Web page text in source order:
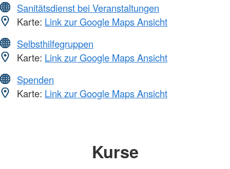
Sanitätsdienst bei Veranstaltungen
Karte: Link zur Google Maps Ansicht
Selbsthilfegruppen
Karte: Link zur Google Maps Ansicht
Spenden
Karte: Link zur Google Maps Ansicht
Kurse